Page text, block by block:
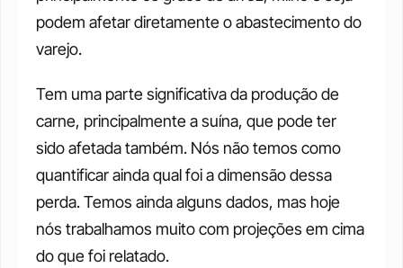
podem afetar diretamente o abastecimento do
varejo.
Tem uma parte significativa da produção de
carne, principalmente a suína, que pode ter
sido afetada também. Nós não temos como
quantificar ainda qual foi a dimensão dessa
perda. Temos ainda alguns dados, mas hoje
nós trabalhamos muito com projeções em cima
do que foi relatado.